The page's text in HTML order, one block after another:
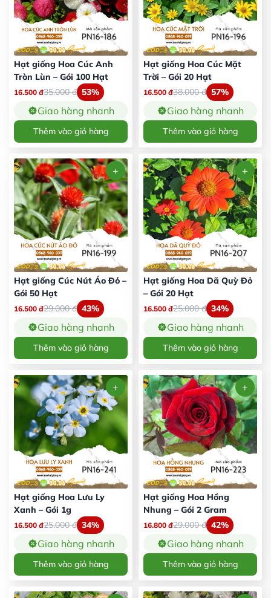
Hạt giống Hoa Cúc Anh
Tròn Lùn – Gói 100 Hạt
16.500 đ35.000đ 53%
Giao hàng nhanh
Thêm vào giỏ hàng
Hạt giống Hoa Cúc Mặt
Trời – Gói 20 Hạt
16.500 đ38.000đ 57%
Giao hàng nhanh
Thêm vào giỏ hàng
Hạt giống Cúc Nút Áo Đỏ –
Gói 50 Hạt
16.500 đ29.000đ 43%
Giao hàng nhanh
Thêm vào giỏ hàng
Hạt giống Hoa Dã Quỳ Đỏ
– Gói 20 Hạt
16.500 đ25.000đ 34%
Giao hàng nhanh
Thêm vào giỏ hàng
Hạt giống Hoa Lưu Ly
Xanh – Gói 1g
16.500 đ25.000đ 34%
Giao hàng nhanh
Thêm vào giỏ hàng
Hạt giống Hoa Hồng
Nhung – Gói 2 Gram
16.800 đ29.000đ 42%
Giao hàng nhanh
Thêm vào giỏ hàng